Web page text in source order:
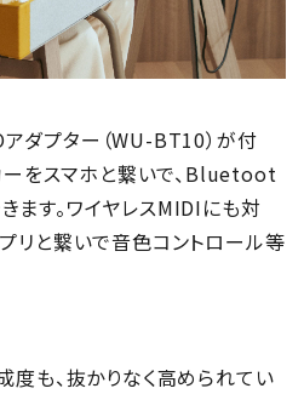
ダプター（WU-BT10）が付
をスマホと繋いで、Bluetoot
ます。ワイヤレスMIDIにも対
リと繋いで音色コントロール等
度も、抜かりなく高められてい